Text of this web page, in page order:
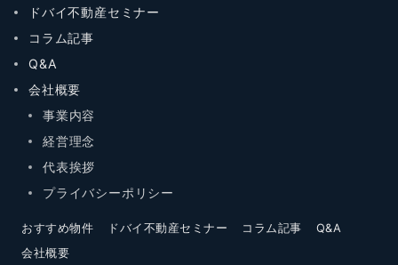
ドバイ不動産セミナー
コラム記事
Q&A
会社概要
事業内容
経営理念
代表挨拶
プライバシーポリシー
おすすめ物件 ドバイ不動産セミナー コラム記事
Q&A
会社概要